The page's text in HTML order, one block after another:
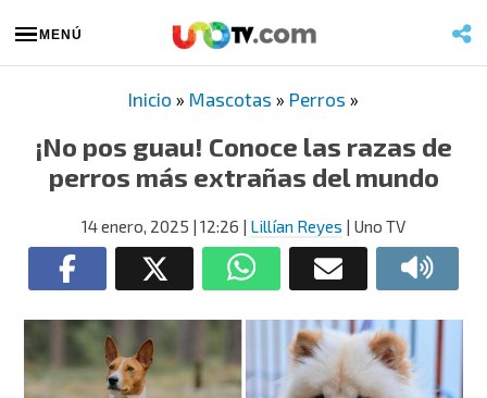
MENÚ
Inicio » Mascotas » Perros »
¡No pos guau! Conoce las razas de
perros más extrañas del mundo
14 enero, 2025 | 12:26 | Lillían Reyes | Uno TV